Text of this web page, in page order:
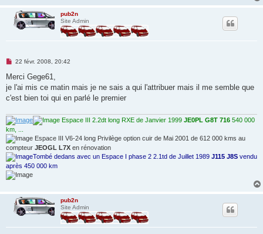
pub2n
Site Admin
M
s
a
g
o
n
l
u
22 févr. 2008, 20:42
Merci Gege61,
je l'ai mis ce matin mais je ne sais a qui l'attribuer mais il me semble que
c'est bien toi qui en parlé le premier
Espace III 2.2dt long RXE de Janvier 1999 JE0PL G8T 716 540 000
km, ...
Espace III V6-24 long Privilège option cuir de Mai 2001 de 612 000 kms au
compteur JEOGL L7X en rénovation
Tombé dedans avec un Espace I phase 2 2.1td de Juillet 1989 J115 J8S vendu
après 450 000 km
pub2n
Site Admin